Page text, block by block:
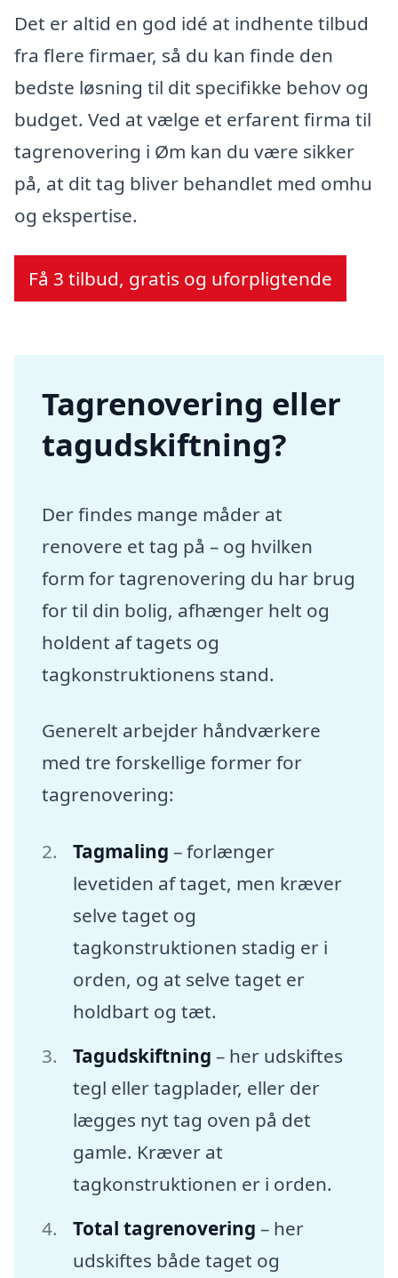
Det er altid en god idé at indhente tilbud
fra flere firmaer, så du kan finde den
bedste løsning til dit specifikke behov og
budget. Ved at vælge et erfarent firma til
tagrenovering i Øm kan du være sikker
på, at dit tag bliver behandlet med omhu
og ekspertise.
Få 3 tilbud, gratis og uforpligtende
Tagrenovering eller
tagudskiftning?
Der findes mange måder at
renovere et tag på – og hvilken
form for tagrenovering du har brug
for til din bolig, afhænger helt og
holdent af tagets og
tagkonstruktionens stand.
Generelt arbejder håndværkere
med tre forskellige former for
tagrenovering:
Tagmaling – forlænger
levetiden af taget, men kræver
selve taget og
tagkonstruktionen stadig er i
orden, og at selve taget er
holdbart og tæt.
Tagudskiftning – her udskiftes
tegl eller tagplader, eller der
lægges nyt tag oven på det
gamle. Kræver at
tagkonstruktionen er i orden.
Total tagrenovering – her
udskiftes både taget og